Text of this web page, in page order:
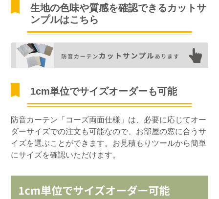
生地の色味や質感を確認できるカットサ
ンプルはこちら
1cm単位でサイズオーダーも可能
防音カーテン「コーズ両面仕様」は、必要に応じてオー
ダーサイズでの注文も可能なので、お部屋の窓に合うサ
イズを選ぶことができます。お見積もりツールから簡単
にサイズを確認いただけます。